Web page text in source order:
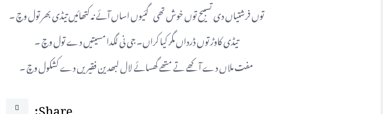
توں فرشتیاں دی تسبیح توں خوش تھی گئیوں اساں آئے نہ کتھائیں تیڈی بھر تول وچ ۔
تیڈی کاوڑ توں ڈرداں مگر کیا کراں۔ جی نی لگدا مسیتیں دے تول وچ ۔
مفت ملاں دے آکھے تے متھے گھسائے لال لبھدین فقیریں دے کشکول وچ ۔